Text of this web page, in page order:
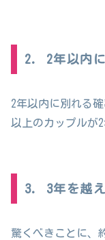
2. 2年以内
2年以内に別れる
以上のカップルが
3. 3年を越
驚くべきことに、